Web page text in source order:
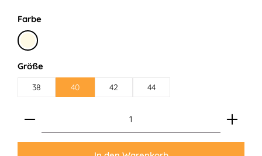
Farbeauswählen
Creme
Größeauswählen
38 40 42 44
Produkt Anzahl: Gib den gewünschten Wert ein